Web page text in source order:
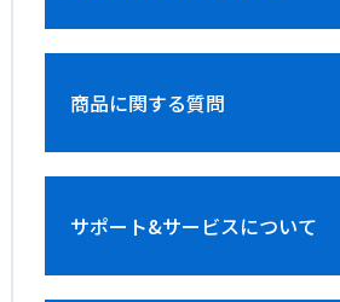
商品に関する質問
サポート&サービスについて